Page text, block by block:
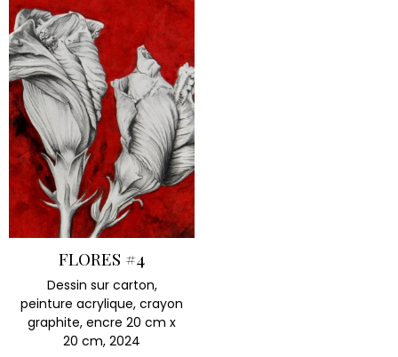
FLORES #4
Dessin sur carton,
peinture acrylique, crayon
graphite, encre 20 cm x
20 cm, 2024